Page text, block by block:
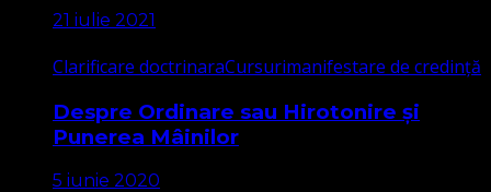
21 iulie 2021
Clarificare doctrinaraCursurimanifestare de credință
Despre Ordinare sau Hirotonire și
Punerea Mâinilor
5 iunie 2020